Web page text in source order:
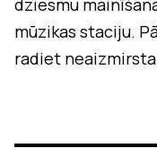
dziesmu
mūzikas staciju.
radiet